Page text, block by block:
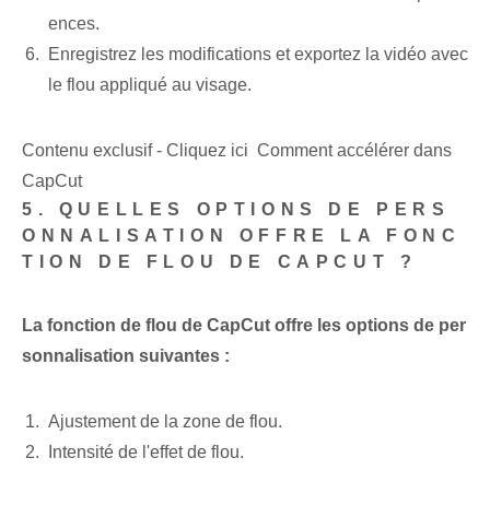
ences.
Enregistrez les modifications et exportez la vidéo⁣ avec
le flou appliqué au visage.
Contenu exclusif - Cliquez ici Comment accélérer dans
CapCut
5. QUELLES OPTIONS DE PERS
ONNALISATION OFFRE LA FONC
TION DE FLOU DE CAPCUT ?
La fonction de flou de CapCut offre les options de per
sonnalisation suivantes :
Ajustement de la zone de flou.
Intensité de l'effet de flou.